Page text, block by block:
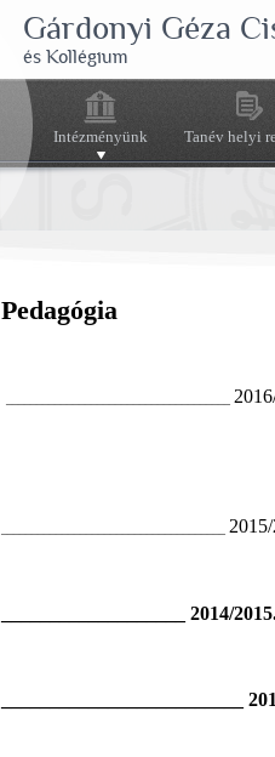
Gárdonyi Géza
és Kollégium
Intézményünk Tanév helyi
Pedagógia
2014/